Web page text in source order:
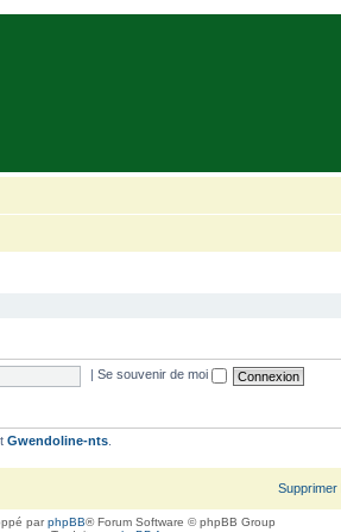
Se souvenir de moi
Gwendoline-nts
parphpBB® Forum Software © phpBB Group